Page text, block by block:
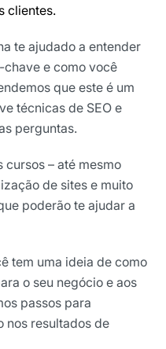
clientes.
te ajudado a entender
e como você
que este é um
técnicas de SEO e
perguntas.
cursos – até mesmo
de sites e muito
poderão te ajudar a
tem uma ideia de como
o seu negócio e aos
passos para
nos resultados de